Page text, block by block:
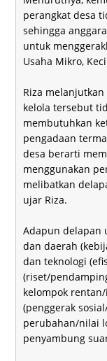
perangkat desa
sehingga
untuk
Usaha Mikro,
Riza
kelola tersebut
membutuhkan
pengadaan
desa berarti
menggunakan
melibatkan
ujar Riza.
Adapun delapan
dan daerah
dan teknologi
(riset/
kelompok
(penggerak
perubahan/nilai
penyambung